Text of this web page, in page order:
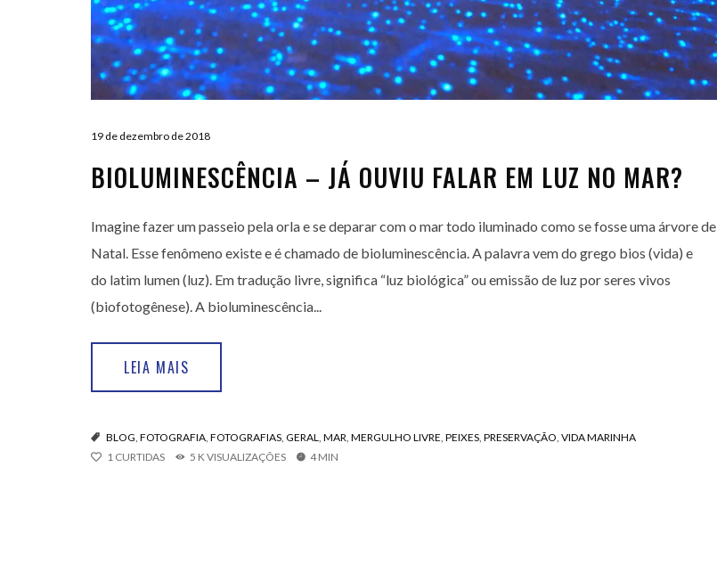
19 de dezembro de 2018
BIOLUMINESCÊNCIA – JÁ OUVIU FALAR EM LUZ NO MAR?
Imagine fazer um passeio pela orla e se deparar com o mar todo iluminado como se fosse uma árvore de
Natal. Esse fenômeno existe e é chamado de bioluminescência. A palavra vem do grego bios (vida) e
do latim lumen (luz). Em tradução livre, significa “luz biológica” ou emissão de luz por seres vivos
(biofotogênese). A bioluminescência...
LEIA MAIS
BLOG, FOTOGRAFIA, FOTOGRAFIAS, GERAL, MAR, MERGULHO LIVRE, PEIXES, PRESERVAÇÃO, VIDA MARINHA
1 CURTIDAS 5 K VISUALIZAÇÕES 4 MIN